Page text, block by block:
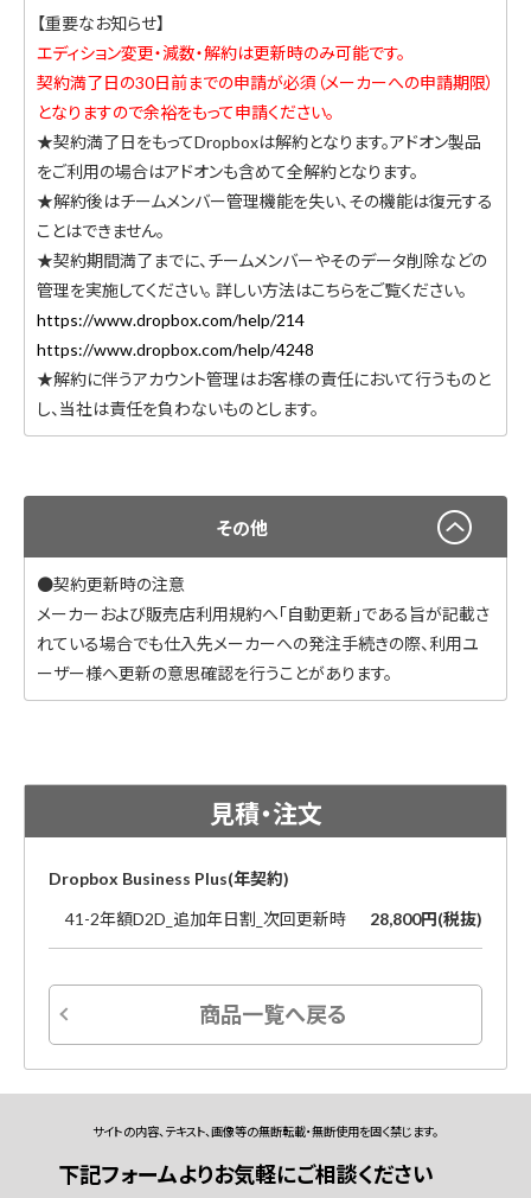
【重要なお知らせ】
エディション変更・減数・解約は更新時のみ可能です。
契約満了日の30日前までの申請が必須（メーカーへの申請期限）
となりますので余裕をもって申請ください。
★契約満了日をもってDropboxは解約となります。アドオン製品
をご利用の場合はアドオンも含めて全解約となります。
★解約後はチームメンバー管理機能を失い、その機能は復元する
ことはできません。
★契約期間満了までに、チームメンバーやそのデータ削除などの
管理を実施してください。 詳しい方法はこちらをご覧ください。
https://www.dropbox.com/help/214
https://www.dropbox.com/help/4248
★解約に伴うアカウント管理はお客様の責任において行うものと
し、当社は責任を負わないものとします。
その他
●契約更新時の注意
メーカーおよび販売店利用規約へ「自動更新」である旨が記載さ
れている場合でも仕入先メーカーへの発注手続きの際、利用ユ
ーザー様へ更新の意思確認を行うことがあります。
見積・注文
Dropbox Business Plus(年契約)
41-2年額D2D_追加年日割_次回更新時
28,800円(税抜)
商品一覧へ戻る
サイトの内容、テキスト、画像等の無断転載・無断使用を固く禁じます。
下記フォームよりお気軽にご相談ください